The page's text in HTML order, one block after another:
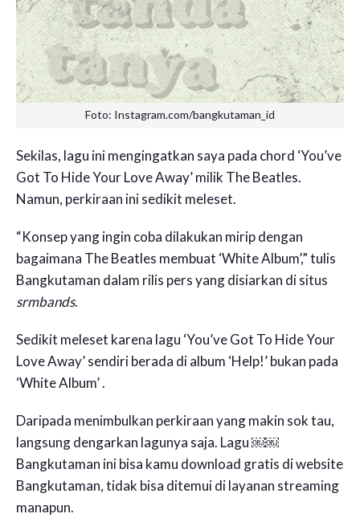
Foto: Instagram.com/bangkutaman_id
Sekilas, lagu ini mengingatkan saya pada chord ‘You’ve
Got To Hide Your Love Away’ milik The Beatles.
Namun, perkiraan ini sedikit meleset.
“Konsep yang ingin coba dilakukan mirip dengan
bagaimana The Beatles membuat ‘White Album’,” tulis
Bangkutaman dalam rilis pers yang disiarkan di situs
srmbands.
Sedikit meleset karena lagu ‘You’ve Got To Hide Your
Love Away’ sendiri berada di album ‘Help!’ bukan pada
‘White Album’ .
Daripada menimbulkan perkiraan yang makin sok tau,
langsung dengarkan lagunya saja. Lagu ￼￼
Bangkutaman ini bisa kamu download gratis di website
Bangkutaman, tidak bisa ditemui di layanan streaming
manapun.